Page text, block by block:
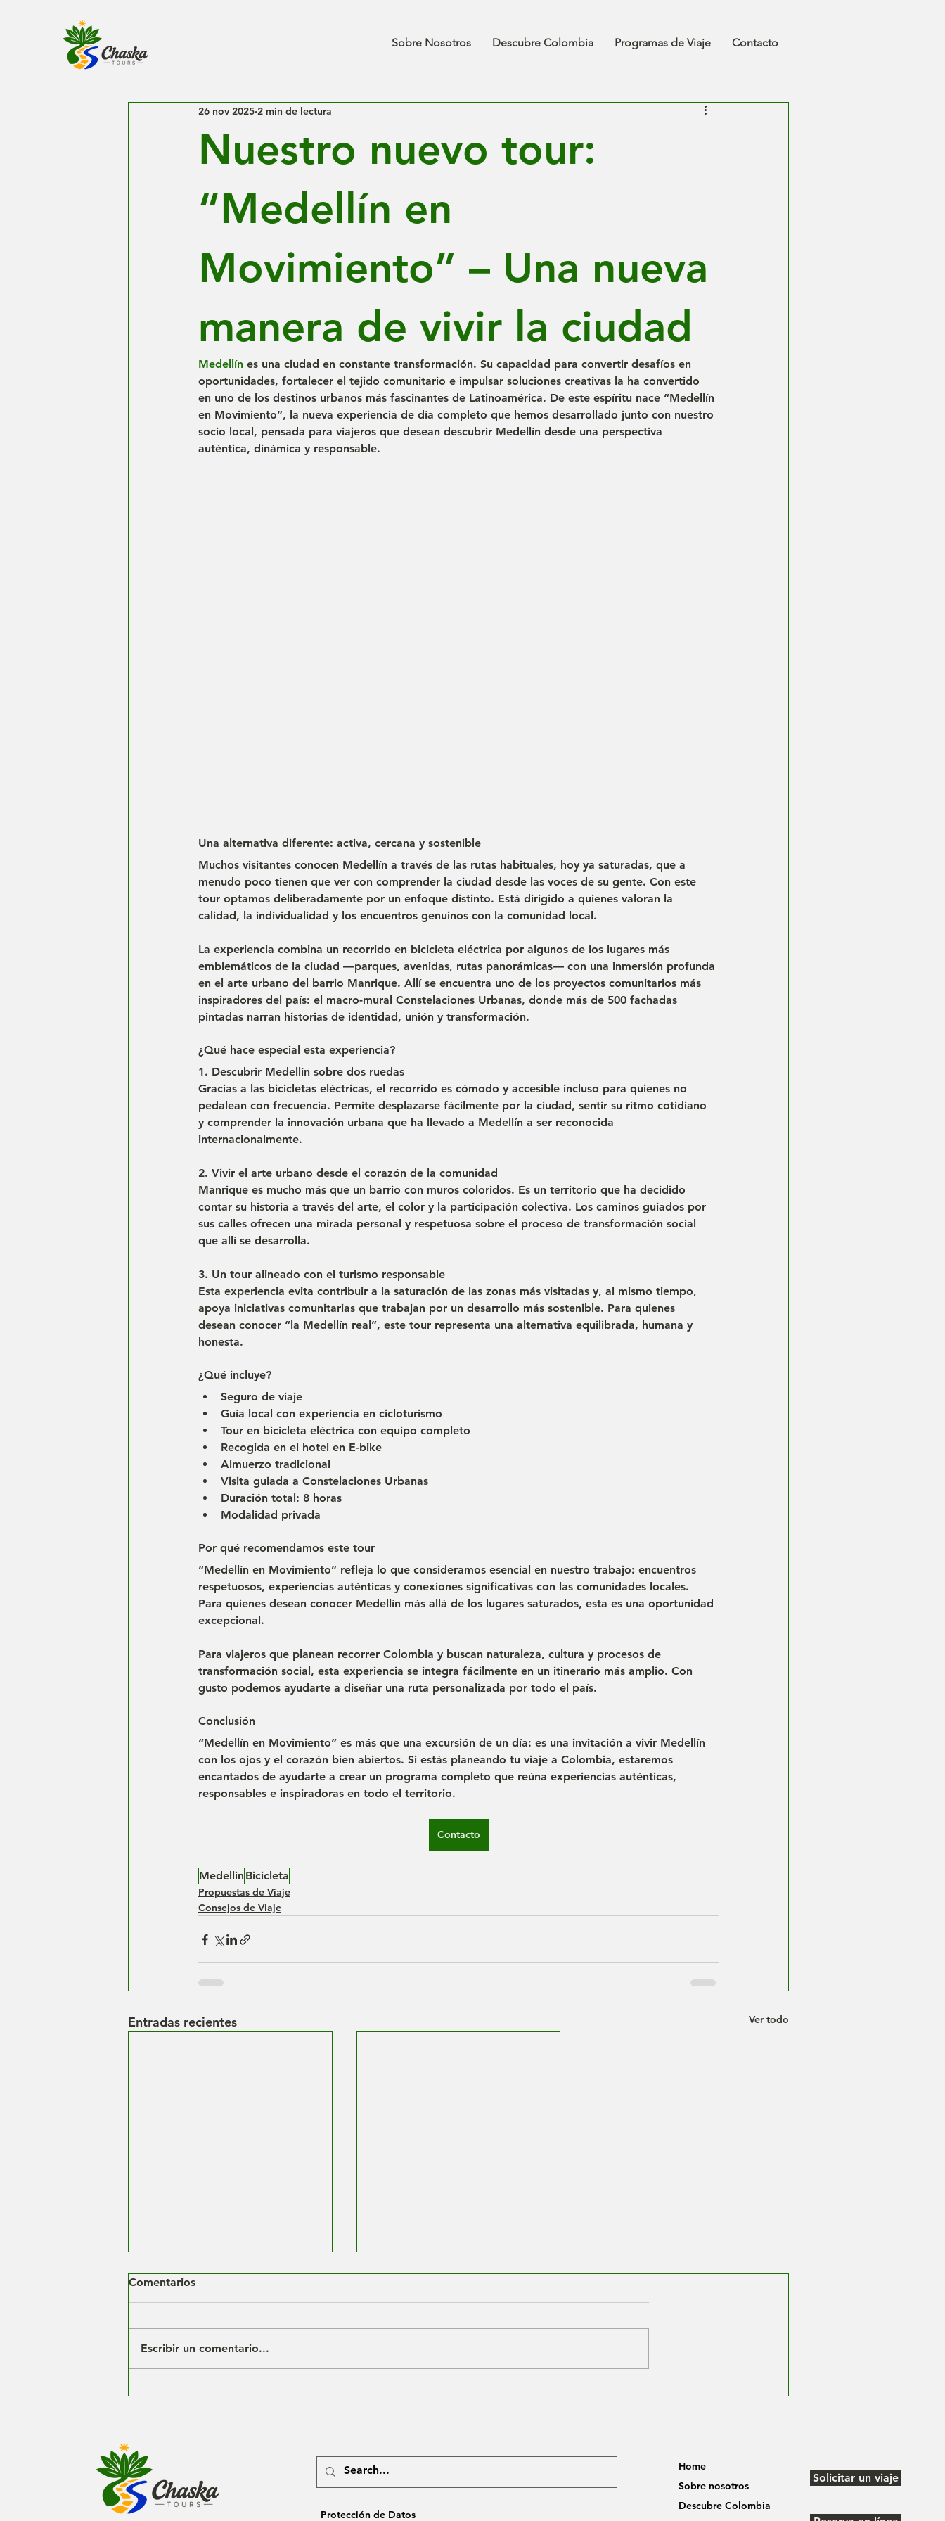
Sobre Nosotros Descubre Colombia Programas de Viaje Contacto
Nuestro nuevo tour:
“Medellín en
Movimiento” – Una nueva
manera de vivir la ciudad
26 nov 2025 2 min de lectura
Medellín es una ciudad en constante transformación. Su capacidad para convertir desafíos en
oportunidades, fortalecer el tejido comunitario e impulsar soluciones creativas la ha convertido
en uno de los destinos urbanos más fascinantes de Latinoamérica. De este espíritu nace “Medellín
en Movimiento”, la nueva experiencia de día completo que hemos desarrollado junto con nuestro
socio local, pensada para viajeros que desean descubrir Medellín desde una perspectiva
auténtica, dinámica y responsable.
Una alternativa diferente: activa, cercana y sostenible
Muchos visitantes conocen Medellín a través de las rutas habituales, hoy ya saturadas, que a
menudo poco tienen que ver con comprender la ciudad desde las voces de su gente. Con este
tour optamos deliberadamente por un enfoque distinto. Está dirigido a quienes valoran la
calidad, la individualidad y los encuentros genuinos con la comunidad local.
La experiencia combina un recorrido en bicicleta eléctrica por algunos de los lugares más
emblemáticos de la ciudad —parques, avenidas, rutas panorámicas— con una inmersión profunda
en el arte urbano del barrio Manrique. Allí se encuentra uno de los proyectos comunitarios más
inspiradores del país: el macro-mural Constelaciones Urbanas, donde más de 500 fachadas
pintadas narran historias de identidad, unión y transformación.
¿Qué hace especial esta experiencia?
1. Descubrir Medellín sobre dos ruedas
Gracias a las bicicletas eléctricas, el recorrido es cómodo y accesible incluso para quienes no
pedalean con frecuencia. Permite desplazarse fácilmente por la ciudad, sentir su ritmo cotidiano
y comprender la innovación urbana que ha llevado a Medellín a ser reconocida
internacionalmente.
2. Vivir el arte urbano desde el corazón de la comunidad
Manrique es mucho más que un barrio con muros coloridos. Es un territorio que ha decidido
contar su historia a través del arte, el color y la participación colectiva. Los caminos guiados por
sus calles ofrecen una mirada personal y respetuosa sobre el proceso de transformación social
que allí se desarrolla.
3. Un tour alineado con el turismo responsable
Esta experiencia evita contribuir a la saturación de las zonas más visitadas y, al mismo tiempo,
apoya iniciativas comunitarias que trabajan por un desarrollo más sostenible. Para quienes
desean conocer “la Medellín real”, este tour representa una alternativa equilibrada, humana y
honesta.
¿Qué incluye?
Seguro de viaje
Guía local con experiencia en cicloturismo
Tour en bicicleta eléctrica con equipo completo
Recogida en el hotel en E-bike
Almuerzo tradicional
Visita guiada a Constelaciones Urbanas
Duración total: 8 horas
Modalidad privada
Por qué recomendamos este tour
“Medellín en Movimiento” refleja lo que consideramos esencial en nuestro trabajo: encuentros
respetuosos, experiencias auténticas y conexiones significativas con las comunidades locales.
Para quienes desean conocer Medellín más allá de los lugares saturados, esta es una oportunidad
excepcional.
Para viajeros que planean recorrer Colombia y buscan naturaleza, cultura y procesos de
transformación social, esta experiencia se integra fácilmente en un itinerario más amplio. Con
gusto podemos ayudarte a diseñar una ruta personalizada por todo el país.
Conclusión
“Medellín en Movimiento” es más que una excursión de un día: es una invitación a vivir Medellín
con los ojos y el corazón bien abiertos. Si estás planeando tu viaje a Colombia, estaremos
encantados de ayudarte a crear un programa completo que reúna experiencias auténticas,
responsables e inspiradoras en todo el territorio.
Contacto
Medellin Bicicleta
Propuestas de Viaje
Consejos de Viaje
Entradas recientes Ver todo
Comentarios
Escribir un comentario...
Protección de Datos
Home
Sobre nosotros
Descubre Colombia
Solicitar un viaje